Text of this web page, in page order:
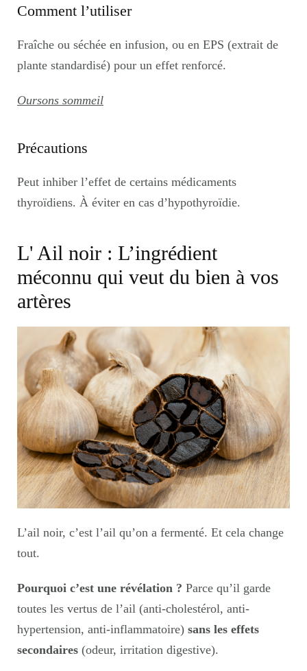
Comment l’utiliser
Fraîche ou séchée en infusion, ou en EPS (extrait de
plante standardisé) pour un effet renforcé.
Oursons sommeil
Précautions
Peut inhiber l’effet de certains médicaments
thyroïdiens. À éviter en cas d’hypothyroïdie.
L' Ail noir : L’ingrédient
méconnu qui veut du bien à vos
artères
L’ail noir, c’est l’ail qu’on a fermenté. Et cela change
tout.
Pourquoi c’est une révélation ? Parce qu’il garde
toutes les vertus de l’ail (anti-cholestérol, anti-
hypertension, anti-inflammatoire) sans les effets
secondaires (odeur, irritation digestive).